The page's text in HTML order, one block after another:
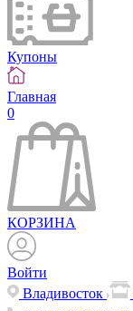
Купоны
Главная
0
КОРЗИНА
Войти
Владивосток